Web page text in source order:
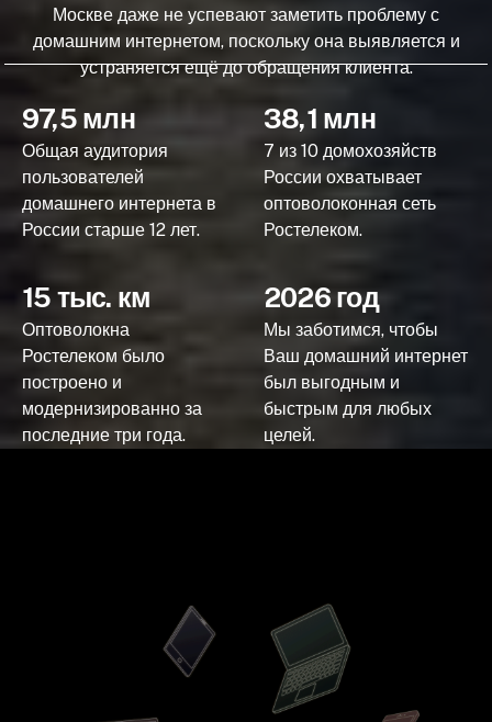
Москве даже не успевают заметить проблему с
домашним интернетом, поскольку она выявляется и
устраняется ещё до обращения клиента.
97,5 млн
Общая аудитория
пользователей
домашнего интернета в
России старше 12 лет.
38,1 млн
7 из 10 домохозяйств
России охватывает
оптоволоконная сеть
Ростелеком.
15 тыс. км
Оптоволокна
Ростелеком было
построено и
модернизированно за
последние три года.
2026 год
Мы заботимся, чтобы
Ваш домашний интернет
был выгодным и
быстрым для любых
целей.